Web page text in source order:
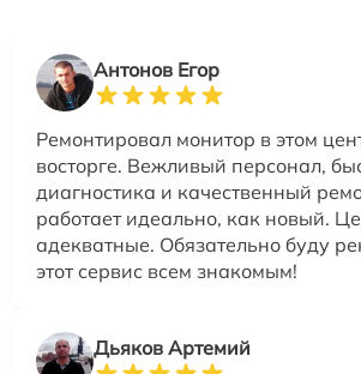
Антонов Егор
Ремонтировал монитор в этом
восторге. Вежливый персонал,
диагностика и качественный
работает идеально, как новый.
адекватные. Обязательно буду
этот сервис всем знакомым!
Дьяков Артемий